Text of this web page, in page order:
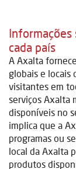
cada país
A Axalta
globais e locais
visitantes em
serviços Axalta
disponíveis no
implica que a
programas ou
local da Axalta
produtos